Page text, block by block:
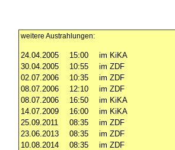
weitere Austrahlungen:
24.04.2005 15:00
im KiKA
30.04.2005
10:55
im ZDF
02.07.2006
10:35
im ZDF
08.07.2006
12:10
im ZDF
08.07.2006
16:50
im KiKA
14.07.2009
16:00
im KiKA
25.09.2011
08:35
im ZDF
23.06.2013
08:35
im ZDF
10.08.2014
08:35
im ZDF